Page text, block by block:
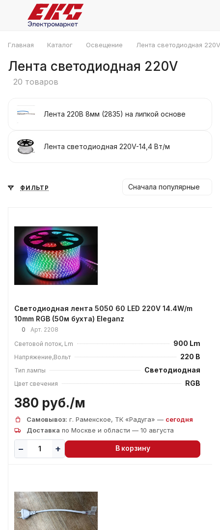
Главная Каталог Освещение Лента светодиодная 220V
Лента светодиодная 220V
20 товаров
Лента 220В 8мм (2835) на липкой основе
Лента светодиодная 220V-14,4 Вт/м
ФИЛЬТР Сначала популярные
Светодиодная лента 5050 60 LED 220V 14.4W/m
10mm RGB (50м бухта) Eleganz
0 Арт. 2208
Световой поток, Lm
900 Lm
Напряжение,Вольт 220 В
Тип лампы Светодиодная
Цвет свечения RGB
380 руб./м
Самовывоз: г. Раменское, ТК «Радуга» — сегодня
Доставка по Москве и области — 10 августа
В корзину